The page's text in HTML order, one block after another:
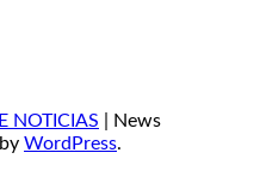
NOTICIAS | News
WordPress.